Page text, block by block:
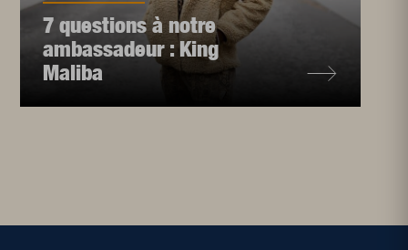
7 questions à notre
ambassadeur : King
Maliba